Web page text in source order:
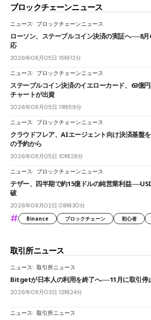
ブロックチェーンニュース
ニュース ブロックチェーンニュース
ローソン、ステーブルコイン決済の実証へ──8月
応
2026年08月05日 15時12分
ニュース ブロックチェーンニュース
ステーブルコイン決済のイエローカード、63億
チャートが出資
2026年08月05日 11時59分
ニュース ブロックチェーンニュース
クラウドフレア、AIエージェント向け決済基盤
の予約から
2026年08月05日 10時28分
ニュース ブロックチェーンニュース
テザー、四半期で約15億ドルの純営業利益
破
2026年08月02日 08時30分
# Binance ブロックチェーン 初心者
取引所ニュース
ニュース 取引所ニュース
Bitgetが日本人の利用を終了へ──11月に取引停
2026年08月03日 12時24分
ニュース 取引所ニュース